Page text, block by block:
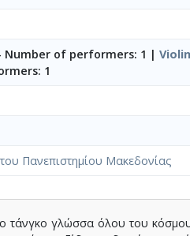
Number of performers: 1 | Violin
1
Πανεπιστημίου Μακεδονίας
τάνγκο γλώσσα όλου του